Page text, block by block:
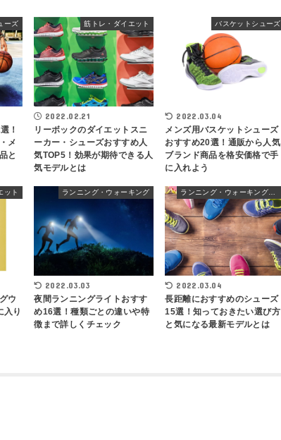
ーズ
！
メ
と
筋トレ・ダイエット
2022.02.21
リーボックのダイエットスニ
ーカー・シューズおすすめ人
気TOP5！効果が期待できる人
気モデルとは
バスケットシューズ
2022.03.04
メンズ用バスケットシューズ
おすすめ20選！通販から人気
ブランド商品を格安価格で手
に入れよう
ット
ウ
入り
ランニング・ウォーキング
2022.03.03
夜間ランニングライトおすす
め16選！種類ごとの違いや特
徴まで詳しくチェック
ランニング・ウォーキングシューズ
2022.03.04
長距離におすすめのシューズ
15選！知っておきたい選び方
と気になる最新モデルとは